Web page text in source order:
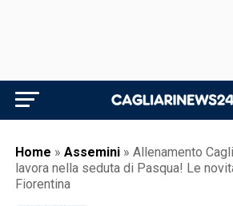
Home » Assemini » Allenamento
lavora nella seduta di Pasqua! Le
Fiorentina